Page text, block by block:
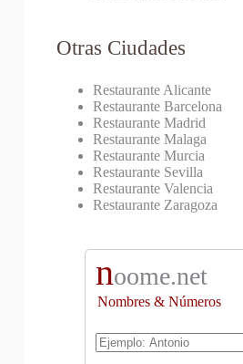
Otras Ciudades
Restaurante Alicante
Restaurante Barcelona
Restaurante Madrid
Restaurante Malaga
Restaurante Murcia
Restaurante Sevilla
Restaurante Valencia
Restaurante Zaragoza
noome.net
Nombres & Números